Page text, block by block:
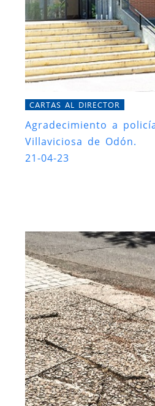
CARTAS AL DIRECTOR
Agradecimiento a
Villaviciosa de Odón.
21-04-23